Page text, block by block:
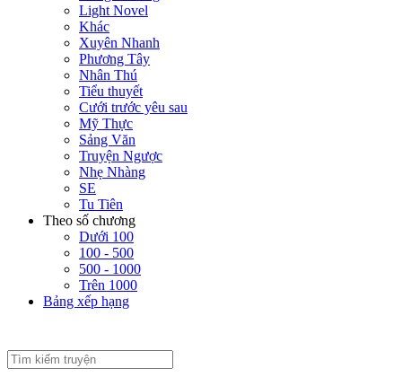
Light Novel
Khác
Xuyên Nhanh
Phương Tây
Nhân Thú
Tiểu thuyết
Cưới trước yêu sau
Mỹ Thực
Sảng Văn
Truyện Ngược
Nhẹ Nhàng
SE
Tu Tiên
Theo số chương
Dưới 100
100 - 500
500 - 1000
Trên 1000
Bảng xếp hạng